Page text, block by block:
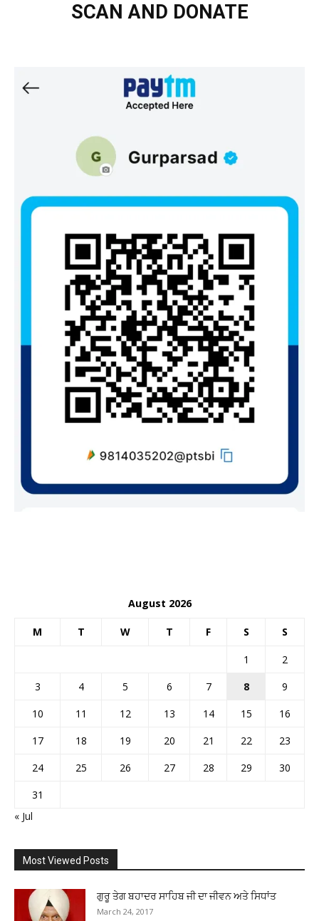
SCAN AND DONATE
August 2026
M T W T F S S
1
2
3
4 5 6 7 8
9
10
11 12 13 14 15
16
17
18 19 20 21 22
23
24
25 26 27 28 29
30
31
« Jul
Most Viewed Posts
ਗੁਰੂ ਤੇਗ ਬਹਾਦਰ ਸਾਹਿਬ ਜੀ ਦਾ ਜੀਵਨ ਅਤੇ ਸਿਧਾਂਤ
March 24, 2017